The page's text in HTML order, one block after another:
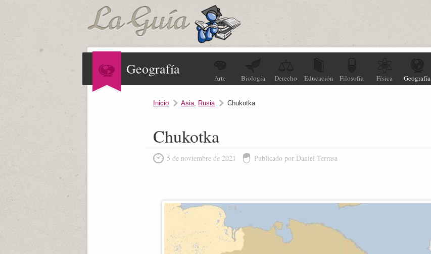
Geografía
Arte Biología Derecho Educación Filosofía Física Geografía
Inicio Asia, Rusia Chukotka
Chukotka
5 de noviembre de 2021 Publicado por Daniel Terrasa